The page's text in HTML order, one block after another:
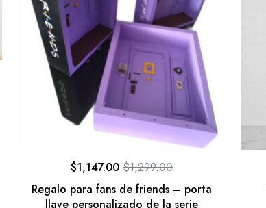
Regalo para fans de friends – porta
llave personalizado de la serie
$1,299.00
$1,147.00